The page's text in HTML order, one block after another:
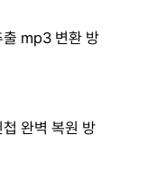
출 mp3 변환 방
완벽 복원 방